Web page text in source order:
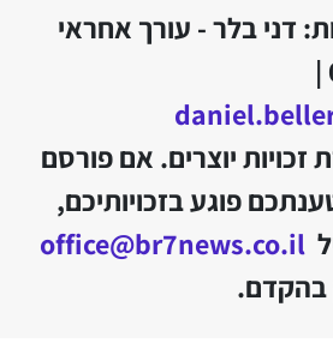
דני בלר - עורך אחראי
052-2394026 |
יוצרים. אם פורסם
פוגע בזכויותיכם,
office@br7news.co.il
בהקדם.